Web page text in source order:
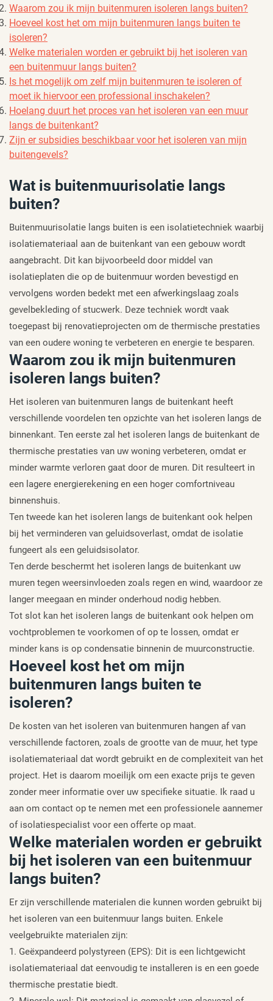
Waarom zou ik mijn buitenmuren isoleren langs buiten?
Hoeveel kost het om mijn buitenmuren langs buiten te
isoleren?
Welke materialen worden er gebruikt bij het isoleren van
een buitenmuur langs buiten?
Is het mogelijk om zelf mijn buitenmuren te isoleren of
moet ik hiervoor een professional inschakelen?
Hoelang duurt het proces van het isoleren van een muur
langs de buitenkant?
Zijn er subsidies beschikbaar voor het isoleren van mijn
buitengevels?
Wat is buitenmuurisolatie langs
buiten?
Buitenmuurisolatie langs buiten is een isolatietechniek waarbij
isolatiemateriaal aan de buitenkant van een gebouw wordt
aangebracht. Dit kan bijvoorbeeld door middel van
isolatieplaten die op de buitenmuur worden bevestigd en
vervolgens worden bedekt met een afwerkingslaag zoals
gevelbekleding of stucwerk. Deze techniek wordt vaak
toegepast bij renovatieprojecten om de thermische prestaties
van een oudere woning te verbeteren en energie te besparen.
Waarom zou ik mijn buitenmuren
isoleren langs buiten?
Het isoleren van buitenmuren langs de buitenkant heeft
verschillende voordelen ten opzichte van het isoleren langs de
binnenkant. Ten eerste zal het isoleren langs de buitenkant de
thermische prestaties van uw woning verbeteren, omdat er
minder warmte verloren gaat door de muren. Dit resulteert in
een lagere energierekening en een hoger comfortniveau
binnenshuis.
Ten tweede kan het isoleren langs de buitenkant ook helpen
bij het verminderen van geluidsoverlast, omdat de isolatie
fungeert als een geluidsisolator.
Ten derde beschermt het isoleren langs de buitenkant uw
muren tegen weersinvloeden zoals regen en wind, waardoor ze
langer meegaan en minder onderhoud nodig hebben.
Tot slot kan het isoleren langs de buitenkant ook helpen om
vochtproblemen te voorkomen of op te lossen, omdat er
minder kans is op condensatie binnenin de muurconstructie.
Hoeveel kost het om mijn
buitenmuren langs buiten te
isoleren?
De kosten van het isoleren van buitenmuren hangen af van
verschillende factoren, zoals de grootte van de muur, het type
isolatiemateriaal dat wordt gebruikt en de complexiteit van het
project. Het is daarom moeilijk om een exacte prijs te geven
zonder meer informatie over uw specifieke situatie. Ik raad u
aan om contact op te nemen met een professionele aannemer
of isolatiespecialist voor een offerte op maat.
Welke materialen worden er gebruikt
bij het isoleren van een buitenmuur
langs buiten?
Er zijn verschillende materialen die kunnen worden gebruikt bij
het isoleren van een buitenmuur langs buiten. Enkele
veelgebruikte materialen zijn:
1. Geëxpandeerd polystyreen (EPS): Dit is een lichtgewicht
isolatiemateriaal dat eenvoudig te installeren is en een goede
thermische prestatie biedt.